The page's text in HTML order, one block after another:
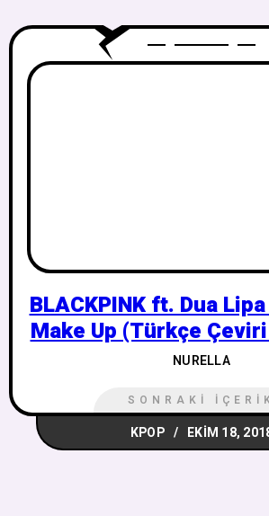
BLACKPINK ft. Dua
Make Up (Türkçe
NURELLA
SONRAKI
KPOP EKIM 18,